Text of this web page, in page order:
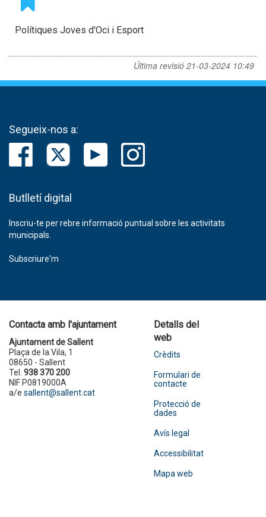
Polítiques Joves d'Oci i Esport
Última revisió 21-03-2024 10:49
Segueix-nos a:
Butlletí digital
Inscriu-te per rebre informació puntual sobre les activitats
municipals.
Subscriure'm
Contacta amb l'ajuntament
Ajuntament de Sallent
Plaça de la Vila, 1
08650 - Sallent
Tel. 938 370 200
NIF P0819000A
a/e sallent@sallent.cat
Detalls del
web
Crèdits
Formulari de
contacte
Protecció de
dades
Avís legal
Accessibilitat
Mapa web